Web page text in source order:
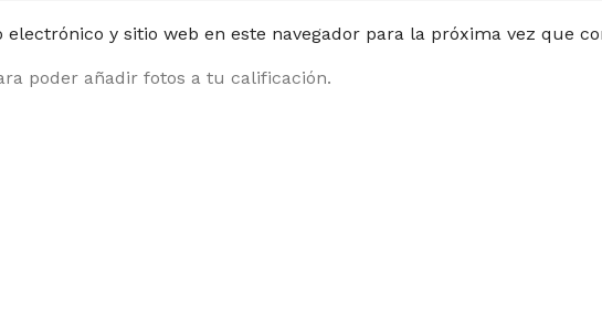
y sitio web en este navegador para la próxima vez que
poder añadir fotos a tu calificación.